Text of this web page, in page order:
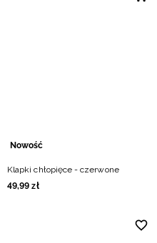
Nowość
Klapki chłopięce - czerwone
49,99 zł